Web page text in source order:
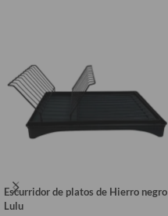
Escurridor de platos de Hierro negro
Lulu